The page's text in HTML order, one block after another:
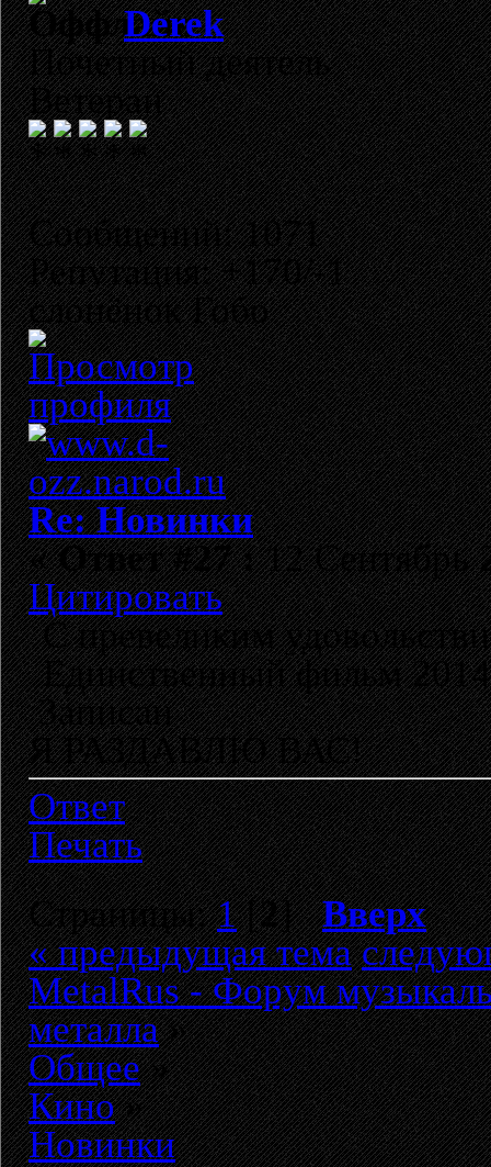
Derek
Почетный деятель
Ветеран
Сообщений: 1071
Репутация: +170/-1
слонёнок Гобо
Re: Новинки
«Ответ #27 :12 Сентябрь
Цитировать
С превеликим
Единственный фильм 2014
Записан
Я РАЗДАВЛЮ ВАС!
Ответ
Печать
Страницы:1[2]Вверх
« предыдущая тема
MetalRus - Форум
металла»
Общее»
Кино»
Новинки